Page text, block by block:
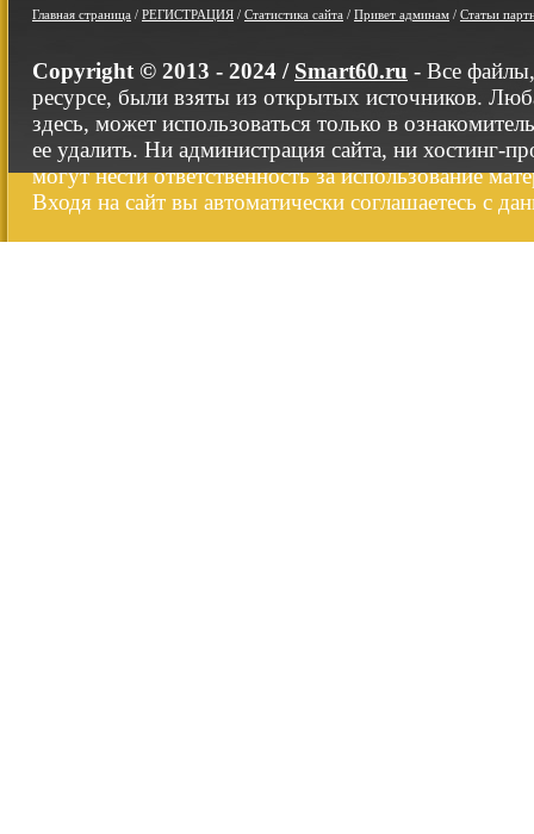
Главная страница / РЕГИСТРАЦИЯ / Статистика сайта / Привет админам / Статьи
Copyright © 2013 - 2024 / Smart60.ru - Все
ресурсе, были взяты из открытых источников.
здесь, может использоваться только в
ее удалить. Ни администрация сайта, ни хостинг-
могут нести ответственность за использование
Входя на сайт вы автоматически соглашаетесь с